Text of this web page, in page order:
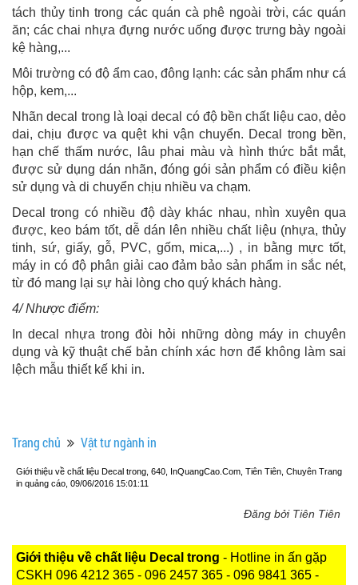
tách thủy tinh trong các quán cà phê ngoài trời, các quán
ăn; các chai nhựa đựng nước uống được trưng bày ngoài
kệ hàng,...
Môi trường có độ ẩm cao, đông lạnh: các sản phẩm như cá
hộp, kem,...
Nhãn decal trong là loại decal có độ bền chất liệu cao, dẻo
dai, chịu được va quệt khi vận chuyển. Decal trong bền,
hạn chế thấm nước, lâu phai màu và hình thức bắt mắt,
được sử dụng dán nhãn, đóng gói sản phẩm có điều kiện
sử dụng và di chuyển chịu nhiều va chạm.
Decal trong có nhiều độ dày khác nhau, nhìn xuyên qua
được, keo bám tốt, dễ dán lên nhiều chất liệu (nhựa, thủy
tinh, sứ, giấy, gỗ, PVC, gốm, mica,...) , in bằng mực tốt,
máy in có độ phân giải cao đảm bảo sản phẩm in sắc nét,
từ đó mang lại sự hài lòng cho quý khách hàng.
4/ Nhược điểm:
In decal nhựa trong đòi hỏi những dòng máy in chuyên
dụng và kỹ thuật chế bản chính xác hơn để không làm sai
lệch mẫu thiết kế khi in.
Trang chủ Vật tư ngành in
Giới thiệu về chất liệu Decal trong, 640, InQuangCao.Com, Tiên Tiên, Chuyên Trang
in quảng cáo, 09/06/2016 15:01:11
Đăng bởi Tiên Tiên
Giới thiệu về chất liệu Decal trong - Hotline in ấn gặp
CSKH 096 4212 365 - 096 2457 365 - 096 9841 365 -